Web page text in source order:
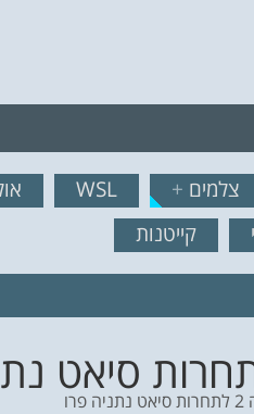
תפוצה! צלמים +
WSL
קייטנות